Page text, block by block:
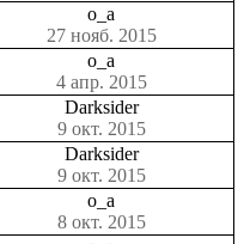
o_a
27 нояб. 2015
o_a
4 апр. 2015
Darksider
9 окт. 2015
Darksider
9 окт. 2015
o_a
8 окт. 2015